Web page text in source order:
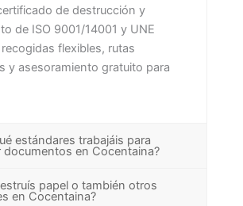
de destrucción y
de ISO 9001/14001 y UNE
flexibles, rutas
y asesoramiento gratuito para
estándares trabajáis para
documentos en Cocentaina?
papel o también otros
en Cocentaina?